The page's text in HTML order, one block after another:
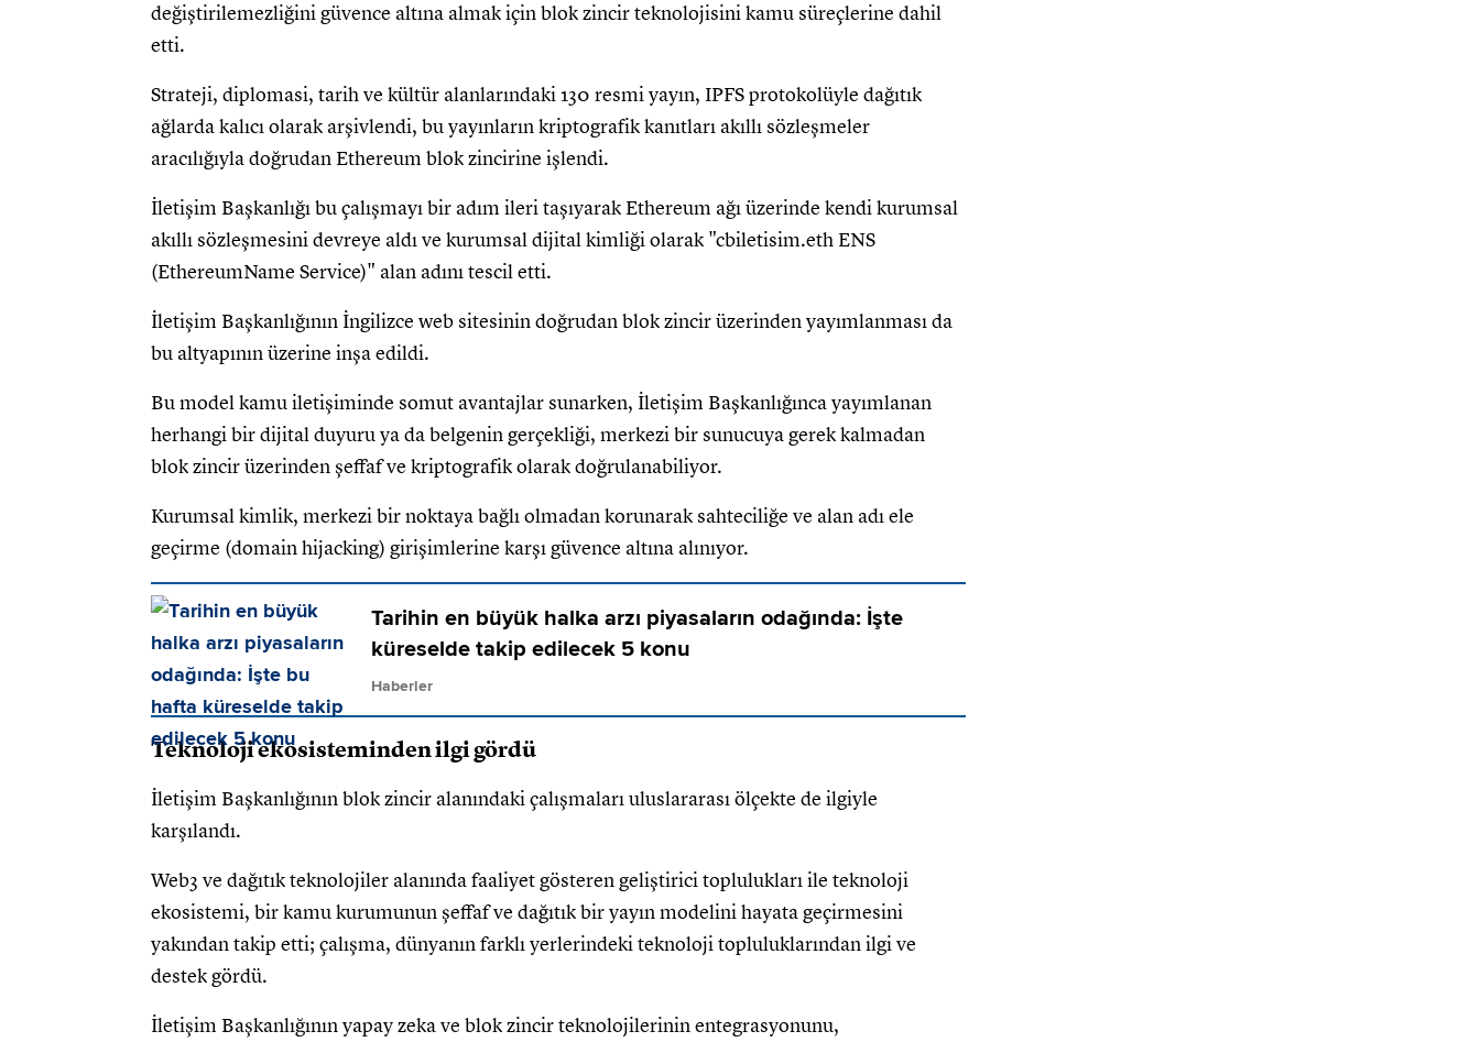
değiştirilemezliğini güvence altına almak için blok zincir teknolojisini kamu süreçlerine dahil
etti.
Strateji, diplomasi, tarih ve kültür alanlarındaki 130 resmi yayın, IPFS protokolüyle dağıtık
ağlarda kalıcı olarak arşivlendi, bu yayınların kriptografik kanıtları akıllı sözleşmeler
aracılığıyla doğrudan Ethereum blok zincirine işlendi.
İletişim Başkanlığı bu çalışmayı bir adım ileri taşıyarak Ethereum ağı üzerinde kendi kurumsal
akıllı sözleşmesini devreye aldı ve kurumsal dijital kimliği olarak "cbiletisim.eth ENS
(EthereumName Service)" alan adını tescil etti.
İletişim Başkanlığının İngilizce web sitesinin doğrudan blok zincir üzerinden yayımlanması da
bu altyapının üzerine inşa edildi.
Bu model kamu iletişiminde somut avantajlar sunarken, İletişim Başkanlığınca yayımlanan
herhangi bir dijital duyuru ya da belgenin gerçekliği, merkezi bir sunucuya gerek kalmadan
blok zincir üzerinden şeffaf ve kriptografik olarak doğrulanabiliyor.
Kurumsal kimlik, merkezi bir noktaya bağlı olmadan korunarak sahteciliğe ve alan adı ele
geçirme (domain hijacking) girişimlerine karşı güvence altına alınıyor.
Tarihin en büyük halka arzı piyasaların odağında: İşte
küreselde takip edilecek 5 konu
Haberler
Teknoloji ekosisteminden ilgi gördü
İletişim Başkanlığının blok zincir alanındaki çalışmaları uluslararası ölçekte de ilgiyle
karşılandı.
Web3 ve dağıtık teknolojiler alanında faaliyet gösteren geliştirici toplulukları ile teknoloji
ekosistemi, bir kamu kurumunun şeffaf ve dağıtık bir yayın modelini hayata geçirmesini
yakından takip etti; çalışma, dünyanın farklı yerlerindeki teknoloji topluluklarından ilgi ve
destek gördü.
İletişim Başkanlığının yapay zeka ve blok zincir teknolojilerinin entegrasyonunu,